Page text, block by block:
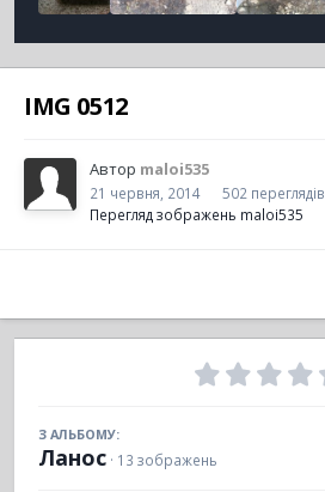
IMG 0512
Автор maloi535
21 червня, 2014
502 переглядів
Перегляд зображень maloi535
З АЛЬБОМУ:
Ланос · 13 зображень